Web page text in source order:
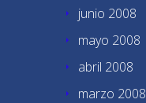
junio 2008
mayo 2008
abril 2008
marzo 2008